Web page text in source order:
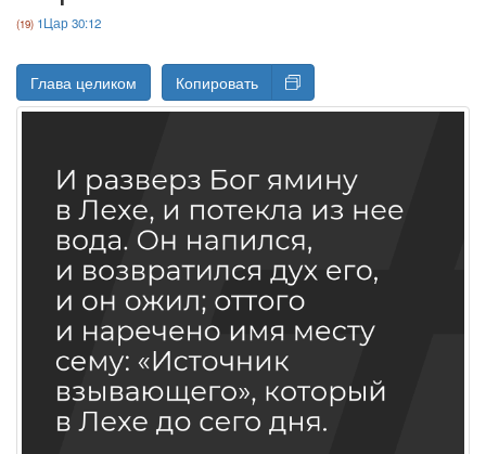
1Цар 30:12
Глава целиком Копировать